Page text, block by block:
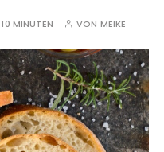
10 MINUTEN VON MEIKE